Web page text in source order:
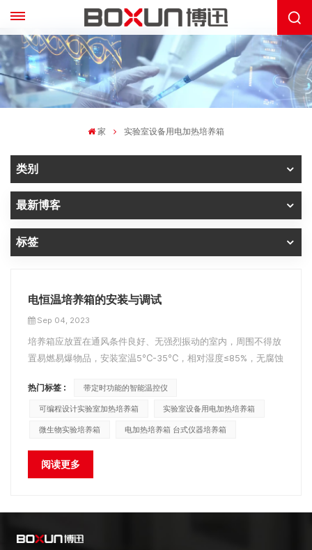
家 实验室设备用电加热培养箱
类别
最新博客
标签
电恒温培养箱的安装与调试
Sep 04, 2023
培养箱应放置在通风条件良好、无强烈振动的室内，周围不得放
置易燃易爆物品，安装室温5℃-35℃，相对湿度≤85%，无腐蚀
前，需要做好孵化器的安装和调试工作。 电恒温培养箱调试步
骤： 1、关闭电恒温培养箱玻璃门...
热门标签 : 带定时功能的智能温控仪
可编程设计实验室加热培养箱 实验室设备用电加热培养箱
微生物实验培养箱 电加热培养箱 台式仪器培养箱
阅读更多